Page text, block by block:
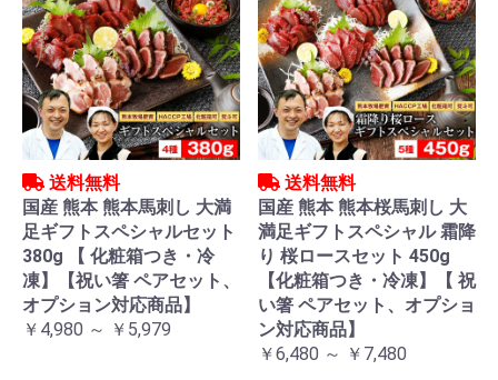
送料無料
国産 熊本 熊本馬刺し 大満
足ギフトスペシャルセット
380g 【 化粧箱つき・冷
凍】【祝い箸 ペアセット、
オプション対応商品】
￥4,980 ～ ￥5,979
送料無料
国産 熊本 熊本桜馬刺し 大
満足ギフトスペシャル 霜降
り 桜ロースセット 450g
【化粧箱つき・冷凍】【 祝
い箸 ペアセット、オプショ
ン対応商品】
￥6,480 ～ ￥7,480